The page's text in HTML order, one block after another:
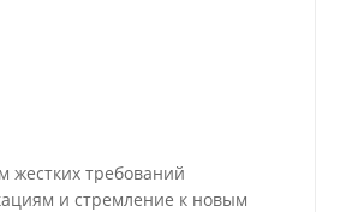
жестких требований
и стремление к новым